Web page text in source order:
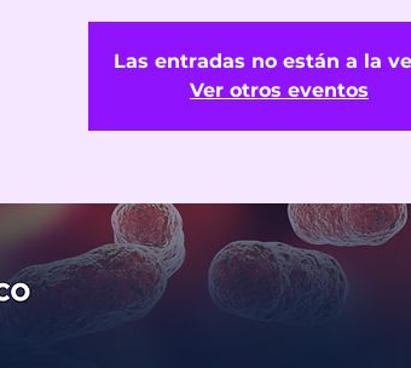
Las entradas no están a la
Ver otros eventos